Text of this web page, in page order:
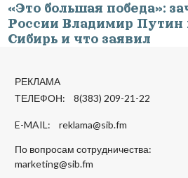
«Это большая победа»:
России Владимир Путин
Сибирь и что заявил
РЕКЛАМА
ТЕЛЕФОН: 8(383) 209-21-22
E-MAIL: reklama@sib.fm
По вопросам сотрудничества:
marketing@sib.fm